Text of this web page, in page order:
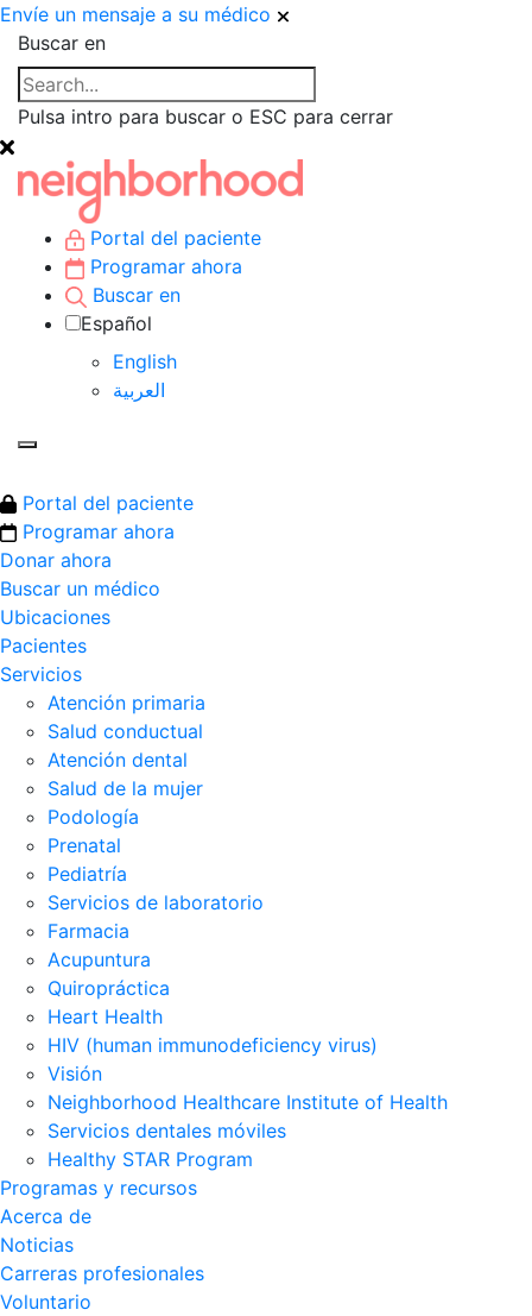
Envíe un mensaje a su médico
Buscar en
Pulsa intro para buscar o ESC para cerrar
Portal del paciente
Programar ahora
Buscar en
Español
English
العربية‏
Portal del paciente
Programar ahora
Donar ahora
Buscar un médico
Ubicaciones
Pacientes
Servicios
Atención primaria
Salud conductual
Atención dental
Salud de la mujer
Podología
Prenatal
Pediatría
Servicios de laboratorio
Farmacia
Acupuntura
Quiropráctica
Heart Health
HIV (human immunodeficiency virus)
Visión
Neighborhood Healthcare Institute of Health
Servicios dentales móviles
Healthy STAR Program
Programas y recursos
Acerca de
Noticias
Carreras profesionales
Voluntario